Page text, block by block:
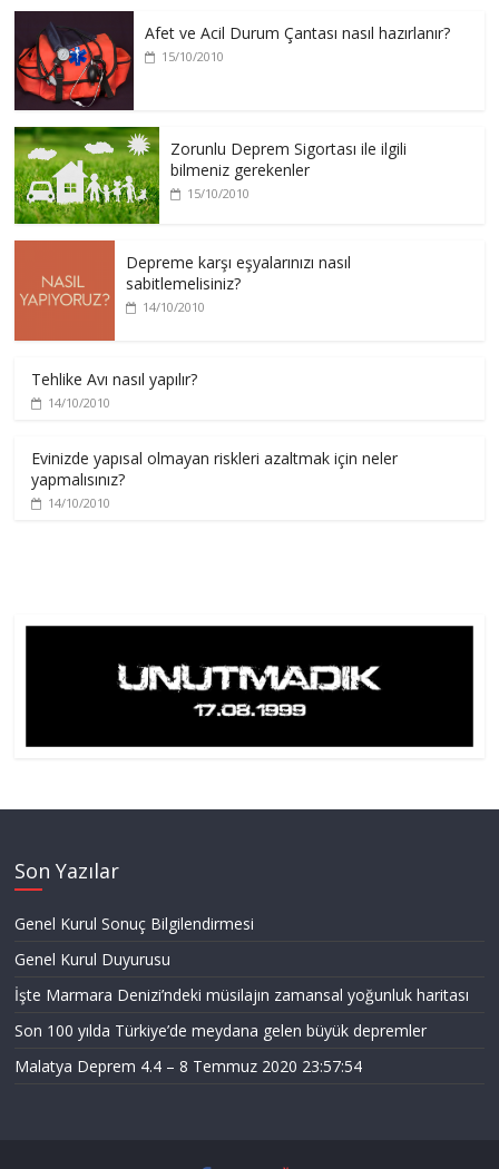
Afet ve Acil Durum Çantası nasıl hazırlanır?
15/10/2010
Zorunlu Deprem Sigortası ile ilgili
bilmeniz gerekenler
15/10/2010
Depreme karşı eşyalarınızı nasıl
sabitlemelisiniz?
14/10/2010
Tehlike Avı nasıl yapılır?
14/10/2010
Evinizde yapısal olmayan riskleri azaltmak için neler
yapmalısınız?
14/10/2010
Son Yazılar
Genel Kurul Sonuç Bilgilendirmesi
Genel Kurul Duyurusu
İşte Marmara Denizi’ndeki müsilajın zamansal yoğunluk haritası
Son 100 yılda Türkiye’de meydana gelen büyük depremler
Malatya Deprem 4.4 – 8 Temmuz 2020 23:57:54